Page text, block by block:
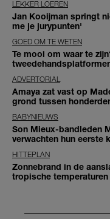
LEKKER LOEREN
Jan Kooijman springt
me je jurypunten'
GOED OM TE WETEN
Te mooi om waar te
ADVERTORIAL
Amaya zat vast op
grond tussen
BABYNIEUWS
Son Mieux-bandleden
verwachten hun eerste
HITTEPLAN
Zonnebrand in de
tropische temperaturen